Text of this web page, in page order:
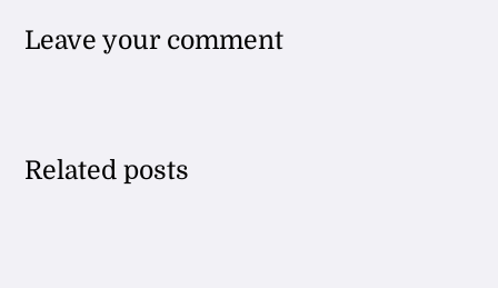
Leave your comment
Related posts